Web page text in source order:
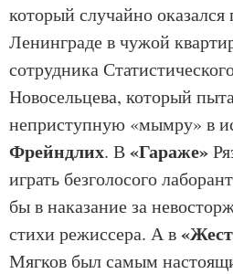
который случайно
Ленинграде в чужой
сотрудника
Новосельцева, который
неприступную «мымру» в
Фрейндлих. В«Гараже»
играть безголосого
бы в наказание за
стихи режиссера. А в
Мягков был самым